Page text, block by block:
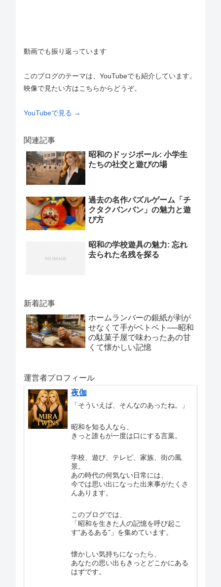
動画でも振り返っています
このブログのテーマは、YouTubeでも紹介しています。
映像で見たい方はこちらからどうぞ。
YouTubeで見る →
関連記事
昭和のドッジボール: 小学生
たちの社交と遊びの場
過去の名作パズルゲーム「チ
クタクバンバン」の魅力と遊
び方
昭和の学校遊具の魅力: 忘れ
去られた名残を探る
新着記事
ホームランバーの銀紙が剥が
せなくて手がベトベト──昭和
の駄菓子屋で味わったあの甘
くて懐かしい記憶
運営者プロフィール
夜伽
「そういえば、そんなのあったね。」
昭和を知る人なら、
きっと誰もが一度は口にする言葉。
学校、遊び、テレビ、家族、街の風
景。
あの時代の何気ない日常には、
今では思い出になった出来事がたくさ
んあります。
このブログでは、
「昭和を生きた人の記憶を呼び起こ
す“あるある”」を集めています。
懐かしい気持ちになったら、
あなたの思い出もきっとどこかにある
はずです。